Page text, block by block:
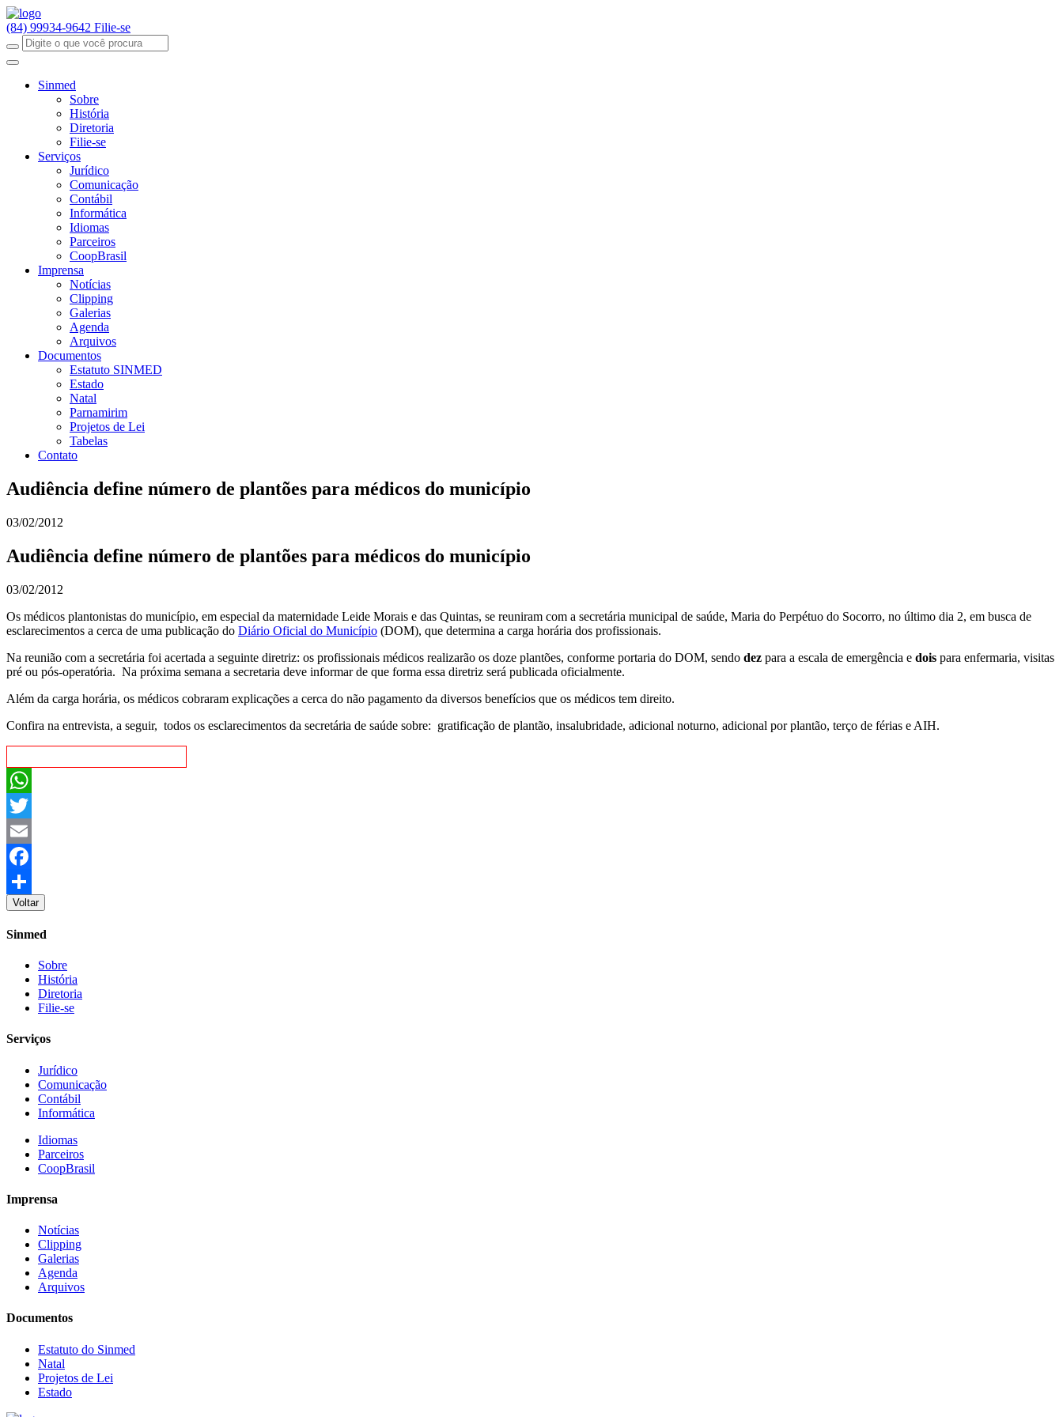
(84) 99934-9642 Filie-se
Sinmed
Sobre
História
Diretoria
Filie-se
Serviços
Jurídico
Comunicação
Contábil
Informática
Idiomas
Parceiros
CoopBrasil
Imprensa
Notícias
Clipping
Galerias
Agenda
Arquivos
Documentos
Estatuto SINMED
Estado
Natal
Parnamirim
Projetos de Lei
Tabelas
Contato
Audiência define número de plantões para médicos do município
03/02/2012
Audiência define número de plantões para médicos do município
03/02/2012
Os médicos plantonistas do município, em especial da maternidade Leide Morais e das Quintas, se reuniram com a secretária municipal de saúde, Maria do Perpétuo do Socorro, no último dia 2, em busca de
esclarecimentos a cerca de uma publicação do Diário Oficial do Município (DOM), que determina a carga horária dos profissionais.
Na reunião com a secretária foi acertada a seguinte diretriz: os profissionais médicos realizarão os doze plantões, conforme portaria do DOM, sendo dez para a escala de emergência e dois para enfermaria, visitas
pré ou pós-operatória. Na próxima semana a secretaria deve informar de que forma essa diretriz será publicada oficialmente.
Além da carga horária, os médicos cobraram explicações a cerca do não pagamento da diversos benefícios que os médicos tem direito.
Confira na entrevista, a seguir, todos os esclarecimentos da secretária de saúde sobre: gratificação de plantão, insalubridade, adicional noturno, adicional por plantão, terço de férias e AIH.
WhatsApp
Twitter
Email
Facebook
Share
Voltar
Sinmed
Sobre
História
Diretoria
Filie-se
Serviços
Jurídico
Comunicação
Contábil
Informática
Idiomas
Parceiros
CoopBrasil
Imprensa
Notícias
Clipping
Galerias
Agenda
Arquivos
Documentos
Estatuto do Sinmed
Natal
Projetos de Lei
Estado